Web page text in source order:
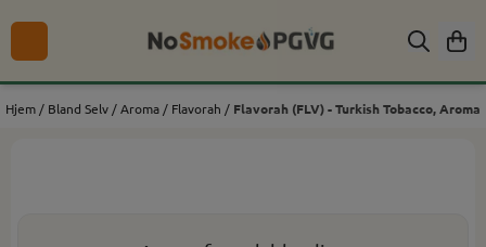
Hopp til innhold
Hjem / Bland Selv /Aroma / Flavorah / Flavorah (FLV) - Turkish Tobacco, Aroma